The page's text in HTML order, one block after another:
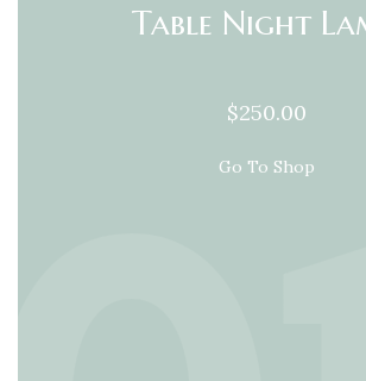
Table Night
$250.00
Go To Shop